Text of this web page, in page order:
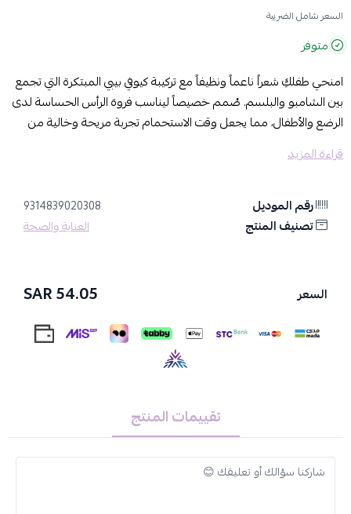
السعر شامل الضريبة
متوفر
امنحي طفلكِ شعراً ناعماً ونظيفاً مع تركيبة كيوفي بيبي المبتكرة التي تجمع
بين الشامبو والبلسم. صُمم خصيصاً ليناسب فروة الرأس الحساسة لدى
الرضع والأطفال، مما يجعل وقت الاستحمام تجربة مريحة وخالية من
تركيبة 2 في 1:
ينظف الشعر ويرطبه في وقت واحد، مما يسهل تصفيفه
ويمنع التشابك.
ترطيب عميق:
يساعد على حماية فروة الرأس من الجفاف ويترك الشعر
ناعماً ولامعاً.
آمن وطبي:
خالي من الصابون، العطور، والألوان الاصطناعية لضمان أقصى
عبوة كبيرة سعة500 مل
طريقة الاستخدام:
ضعي كمية صغيرة منشامبو وبلسم كيوڤي بيبي 2 في 1
على الشعر وفروة
الرأس المبللة.
قراءة المزيد
رقم الموديل 9314839020308
تصنيف المنتج العناية والصحة
السعر 54.05 SAR
تقييمات المنتج